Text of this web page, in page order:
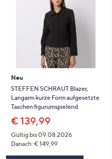
Neu
STEFFEN SCHRAUT Blazer,
Langarm kurze Form aufgesetzte
Taschen figurumspielend
€ 139,99
Gültig bis 09.08.2026
Danach: € 149,99